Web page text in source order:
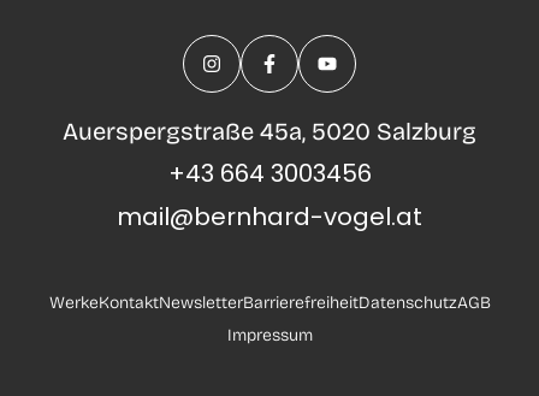
Auerspergstraße 45a, 5020 Salzburg
+43 664 3003456
mail@bernhard-vogel.at
WerkeKontaktNewsletterBarrierefreiheitDatenschutzAGB
Impressum